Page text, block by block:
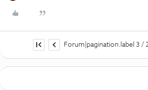
Forum|pagination.label 3 /